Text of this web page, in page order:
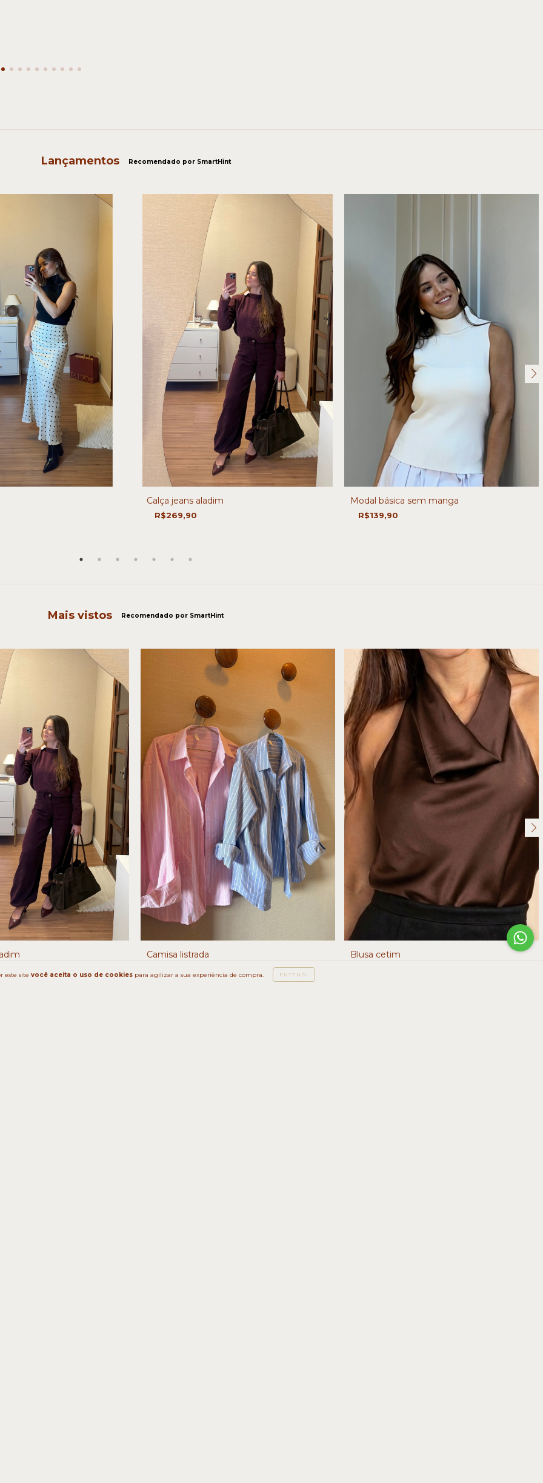
este site você aceita o uso de cookies para agilizar a sua experiência de compra. ENTENDI
Lançamentos Recomendado por SmartHint
Calça jeans aladim
R$269,90
Modal básica sem manga
R$139,90
Mais vistos Recomendado por SmartHint
Camisa listrada Blusa cetim